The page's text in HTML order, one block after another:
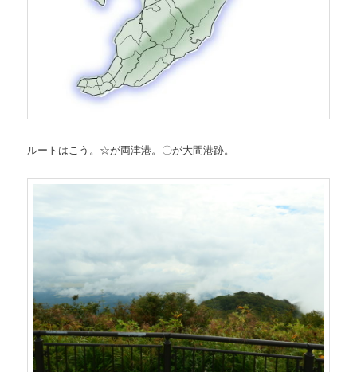
ルートはこう。☆が両津港。〇が大間港跡。